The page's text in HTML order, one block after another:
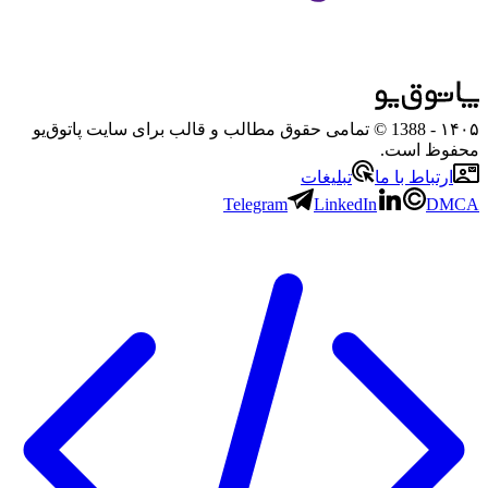
۱۴۰۵
- 1388 © تمامی حقوق مطالب و قالب برای سایت پاتوق‌یو
محفوظ است.
ارتباط با ما
تبلیغات
Telegram
LinkedIn DMCA